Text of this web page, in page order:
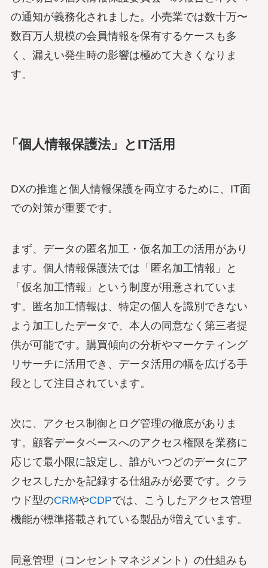
の通知が義務化されました。小売業では数十万〜
数百万人規模の会員情報を保有するケースも多
く、漏えい発生時の影響は極めて大きくなりま
す。
「個人情報保護法」とIT活用
DXの推進と個人情報保護を両立するために、IT面
での対策が重要です。
まず、データの匿名加工・仮名加工の活用があり
ます。個人情報保護法では「匿名加工情報」と
「仮名加工情報」という制度が用意されていま
す。匿名加工情報は、特定の個人を識別できない
よう加工したデータで、本人の同意なく第三者提
供が可能です。購買傾向の分析やマーケティング
リサーチに活用でき、データ活用の幅を広げる手
段として注目されています。
次に、アクセス制御とログ管理の徹底がありま
す。顧客データベースへのアクセス権限を業務に
応じて最小限に設定し、誰がいつどのデータにア
クセスしたかを記録する仕組みが必要です。クラ
ウド型のCRMやCDPでは、こうしたアクセス管理
機能が標準搭載されている製品が増えています。
同意管理（コンセントマネジメント）の仕組みも